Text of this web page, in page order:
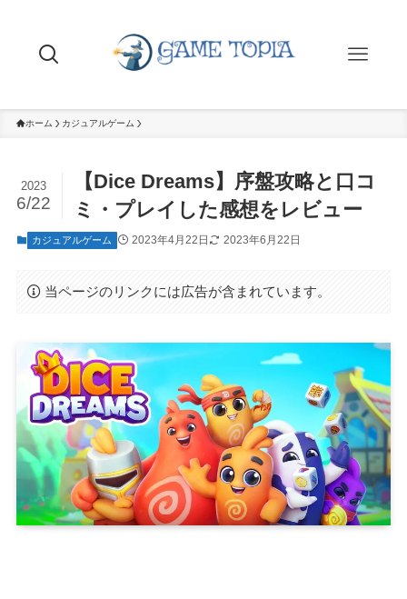
ホーム カジュアルゲーム
【Dice Dreams】序盤攻略と口コ
ミ・プレイした感想をレビュー
2023
6/22
カジュアルゲーム 2023年4月22日 2023年6月22日
当ページのリンクには広告が含まれています。